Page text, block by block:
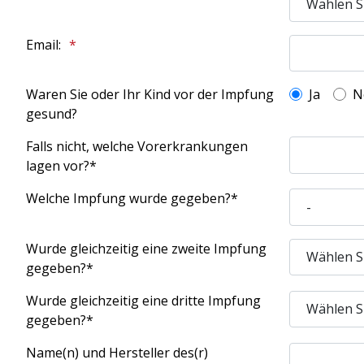
Email:
Waren Sie oder Ihr Kind vor der Impfung
gesund?
Ja
Falls nicht, welche Vorerkrankungen
lagen vor?*
Welche Impfung wurde gegeben?*
Wurde gleichzeitig eine zweite Impfung
gegeben?*
Wurde gleichzeitig eine dritte Impfung
gegeben?*
Name(n) und Hersteller des(r)